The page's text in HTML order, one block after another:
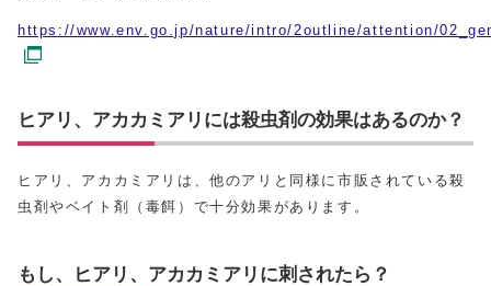
https://www.env.go.jp/nature/intro/2outline/attention/
ヒアリ、アカカミアリには殺虫剤の効果はあるのか？
ヒアリ、アカカミアリは、他のアリと同様に市販されている殺
虫剤やベイト剤（毒餌）で十分効果があります。
もし、ヒアリ、アカカミアリに刺されたら？